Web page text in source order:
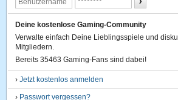
Deine kostenlose Gaming-Community
Verwalte einfach Deine Lieblingsspiele und
Mitgliedern.
Bereits 35463 Gaming-Fans sind dabei!
›Jetzt kostenlos anmelden
› Passwort vergessen?